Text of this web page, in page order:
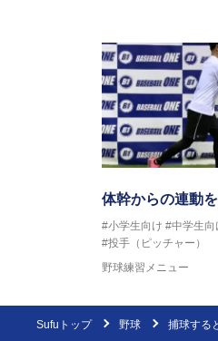
体幹からの連動
#小学生向け #中学生向
#投手（ピッチャー）
野球練習メニュー
Sufuトップ 野球 捕球する